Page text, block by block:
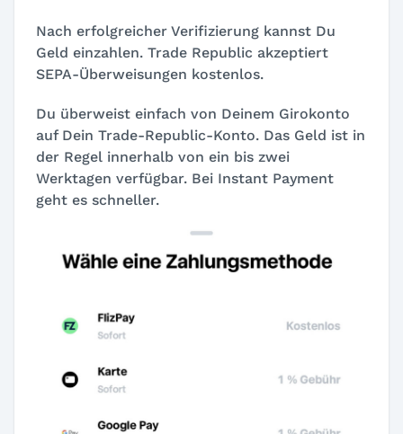
Nach erfolgreicher Verifizierung kannst Du
Geld einzahlen. Trade Republic akzeptiert
SEPA-Überweisungen kostenlos.
Du überweist einfach von Deinem Girokonto
auf Dein Trade-Republic-Konto. Das Geld ist in
der Regel innerhalb von ein bis zwei
Werktagen verfügbar. Bei Instant Payment
geht es schneller.